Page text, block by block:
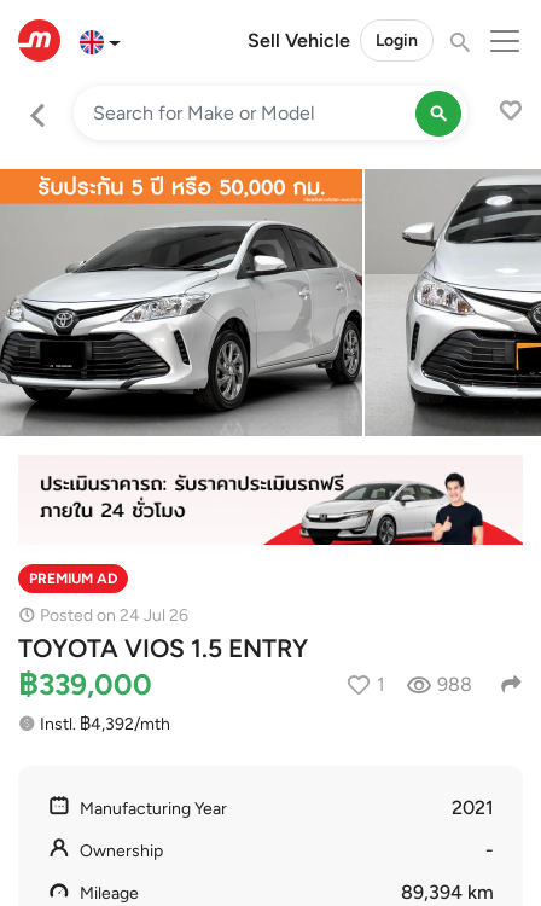
Sell Vehicle Login
PREMIUM AD
Posted on 24 Jul 26
TOYOTA VIOS 1.5 ENTRY
฿339,000 1 988
Instl. ฿4,392/mth
Manufacturing Year 2021
Ownership -
Mileage 89,394 km